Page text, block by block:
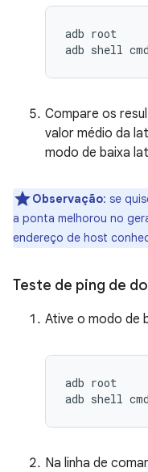
adb root
Compare os
valor médio da
modo de baixa
Observação: se
a ponta melhorou no
endereço de host
Teste de ping de
Ative o modo de
adb root
Na linha de